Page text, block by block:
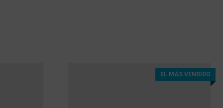
EL MÁS VENDIDO